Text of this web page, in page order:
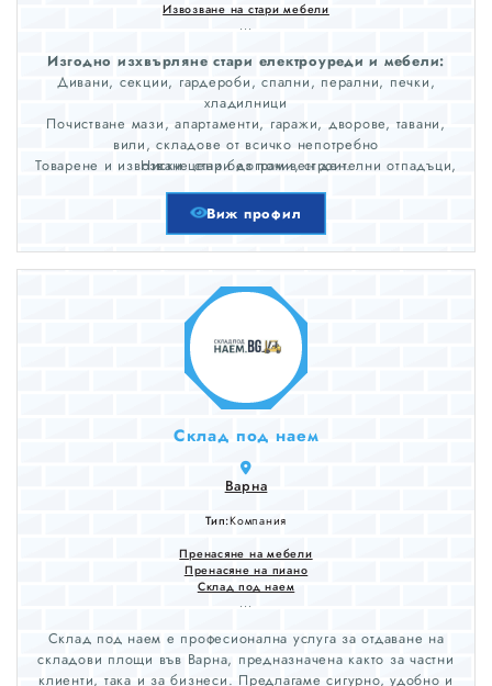
Извозване на стари мебели
...
Изгодно изхвърляне стари електроуреди и мебели:
Дивани, секции, гардероби, спални, перални, печки,
хладилници
Почистване мази, апартаменти, гаражи, дворове, тавани,
вили, складове от всичко непотребно
Товарене и извозване стари дограми, строителни отпадъци,
Почистване мази
Извозване строителни отпадъци и дограма
Осигуряваме и пълним в чували при нужда
Подходящ транспорт, работници и сметище
Ниски цени без почивен ден.
Виж профил
Склад под наем
Варна
Тип:Компания
Пренасяне на мебели
Пренасяне на пиано
Склад под наем
...
Склад под наем е професионална услуга за отдаване на
складови площи във Варна, предназначена както за частни
клиенти, така и за бизнеси. Предлагаме сигурно, удобно и